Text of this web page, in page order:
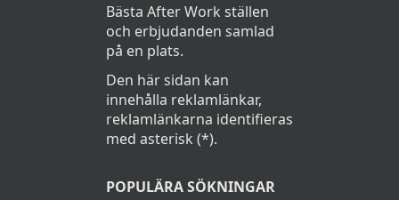
Bästa After Work ställen
och erbjudanden samlad
på en plats.
Den här sidan kan
innehålla reklamlänkar,
reklamlänkarna identifieras
med asterisk (*).
POPULÄRA SÖKNINGAR